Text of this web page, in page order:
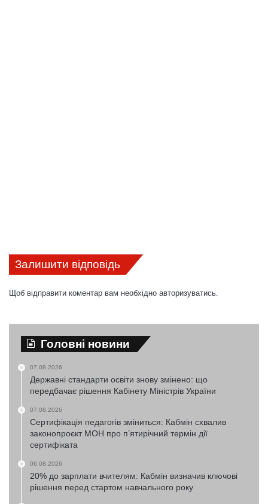
Залишити відповідь
Щоб відправити коментар вам необхідно авторизуватись.
Головні новини
07.08.2026
Державні стандарти освіти знову змінено: що
передбачає рішення Кабінету Міністрів України
07.08.2026
Сертифікація педагогів зміниться: Кабмін схвалив
законопроєкт МОН про п’ятирічний термін дії
сертифіката
06.08.2026
20% до зарплати вчителям: Кабмін визначив ключові
рішення перед стартом навчального року